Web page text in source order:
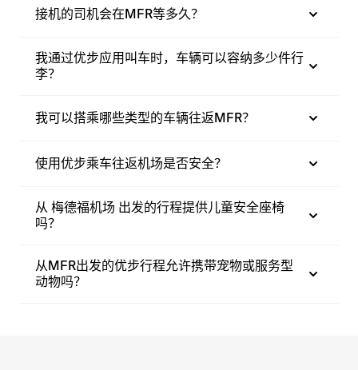
接机的司机会在MFR等多久？
我通过优步应用叫车时，车辆可以容纳多少件行
李？
我可以搭乘哪些类型的车辆往返MFR？
使用优步乘车往返机场是否安全？
从 梅德福机场 出发的行程提供儿童安全座椅
吗？
从MFR出发的优步行程允许携带宠物或服务型
动物吗？